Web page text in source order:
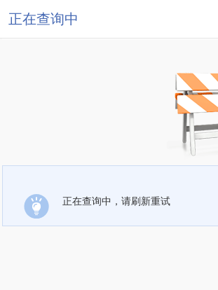
正在查询中
正在查询中，请刷新重试